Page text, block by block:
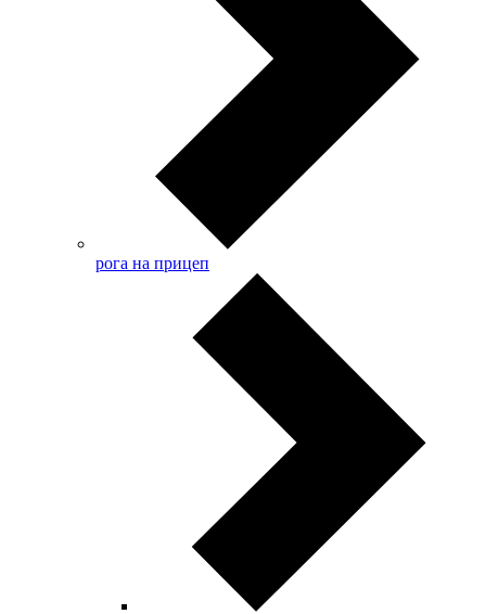
рога на прицеп